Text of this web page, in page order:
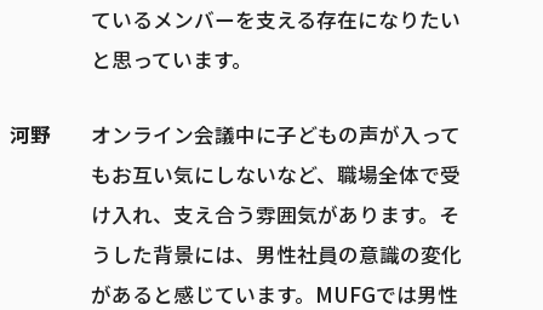
ているメンバーを支える存在になりたい
と思っています。
河野
オンライン会議中に子どもの声が入って
もお互い気にしないなど、職場全体で受
け入れ、支え合う雰囲気があります。そ
うした背景には、男性社員の意識の変化
があると感じています。MUFGでは男性